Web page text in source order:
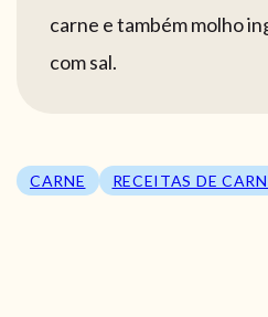
carne e também molho
com sal.
CARNE RECEITAS DE